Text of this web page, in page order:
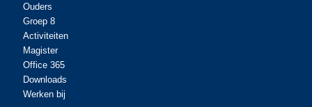
Ouders
Groep 8
Activiteiten
Magister
Office 365
Downloads
Werken bij